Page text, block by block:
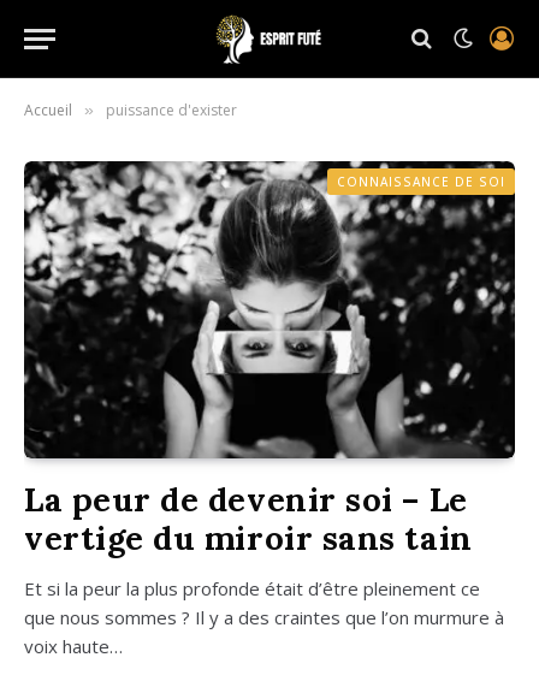
Accueil » puissance d'exister
CONNAISSANCE DE SOI
La peur de devenir soi – Le
vertige du miroir sans tain
Et si la peur la plus pro­fonde était d’être plei­ne­ment ce
que nous sommes ? Il y a des craintes que l’on mur­mure à
voix haute…